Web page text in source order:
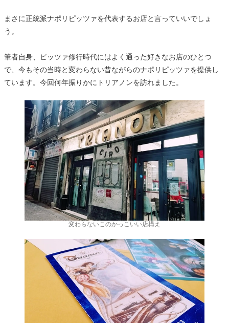
まさに正統派ナポリピッツァを代表するお店と言っていいでしょ
う。
筆者自身、ピッツァ修行時代にはよく通った好きなお店のひとつ
で、今もその当時と変わらない昔ながらのナポリピッツァを提供し
ています。今回何年振りかにトリアノンを訪れました。
変わらないこのかっこいい店構え